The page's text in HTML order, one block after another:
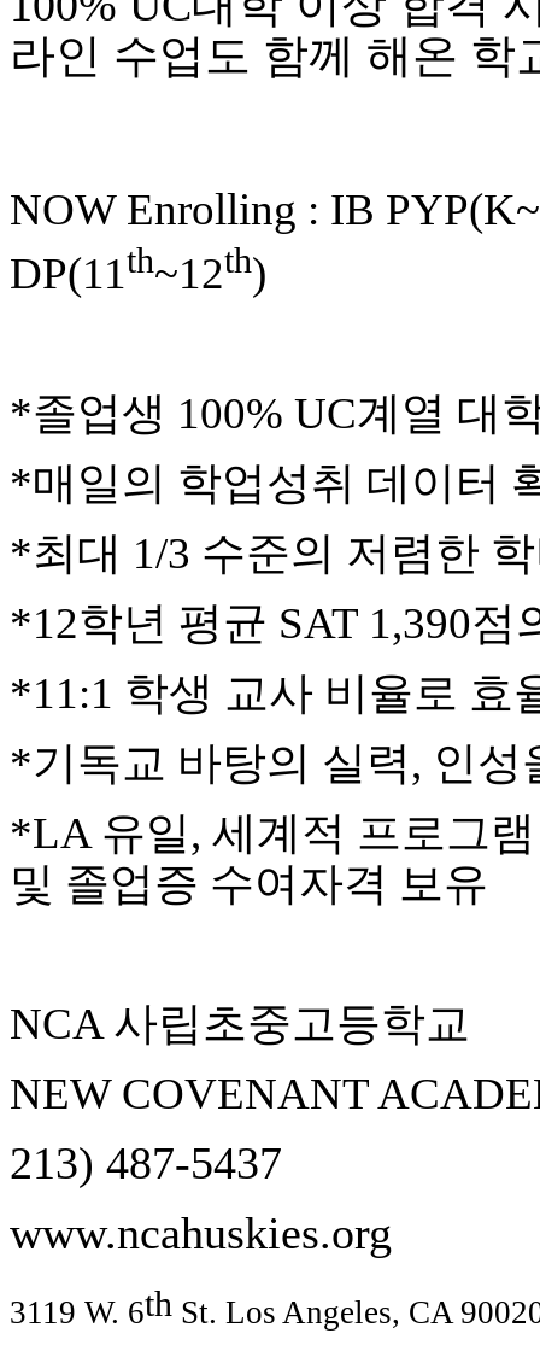
입
발
기
약
임
e
뉴
신
제
이
무
료
남
시
리
스
발
부
진
비
아
시
스
라인 수업도 함께 해온 학
NOW Enrolling : IB
DP(11th~12th)
*졸업생 100% UC계열 대
*매일의 학업성취 데이터
*최대 1/3 수준의 저렴한
*12학년 평균 SAT 1,390점
*11:1 학생 교사 비율로 효
*기독교 바탕의 실력, 인성
*LA 유일, 세계적 프로그램
및 졸업증 수여자격 보유
NCA사립초중고등학교
NEW COVENANT
213) 487-5437
www.ncahuskies.org
3119 W. 6th St. Los Angeles, CA